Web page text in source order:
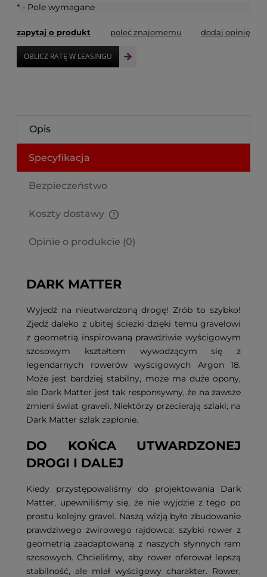
* - Pole wymagane
zapytaj o produkt poleć znajomemu dodaj opinię
Opis
Specyfikacja
Bezpieczeństwo
Koszty dostawy
Opinie o produkcie (0)
DARK MATTER
Wyjedź na nieutwardzoną drogę! Zrób to szybko!
Zjedź daleko z ubitej ścieżki dzięki temu gravelowi
z geometrią inspirowaną prawdziwie wyścigowym
szosowym kształtem wywodzącym się z
legendarnych rowerów wyścigowych Argon 18.
Może jest bardziej stabilny, może ma duże opony,
ale Dark Matter jest tak responsywny, że na zawsze
zmieni świat graveli. Niektórzy przecierają szlaki; na
Dark Matter szlak zapłonie.
DO KOŃCA UTWARDZONEJ
DROGI I DALEJ
Kiedy przystępowaliśmy do projektowania Dark
Matter, upewniliśmy się, że nie wyjdzie z tego po
prostu kolejny gravel. Naszą wizją było zbudowanie
prawdziwego żwirowego rajdowca: szybki rower z
geometrią zaadaptowaną z naszych słynnych ram
szosowych. Chcieliśmy, aby rower oferował lepszą
stabilność, ale miał wyścigowy charakter. Rower,